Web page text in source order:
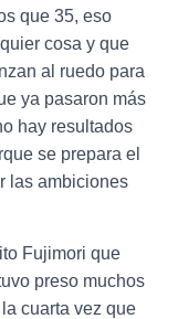
que 35, eso
cosa y que
al ruedo para
ya pasaron más
hay resultados
se prepara el
las ambiciones
Fujimori que
preso muchos
cuarta vez que